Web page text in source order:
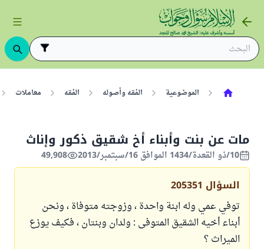
الموضوعية الفقه وأصوله الفقه معاملات
مات عن بنت وأبناء أخ شقيق ذكور وإناث
10/ذو القعدة/1434 الموافق 16/سبتمبر/2013 49,908
السؤال 205351
توفي عمي وله ابنة واحدة ، وزوجته متوفاة ، ونحن
أبناء أخيه الشقيق المتوفى : ولدان وبنتان ، فكيف يوزع
الميراث ؟